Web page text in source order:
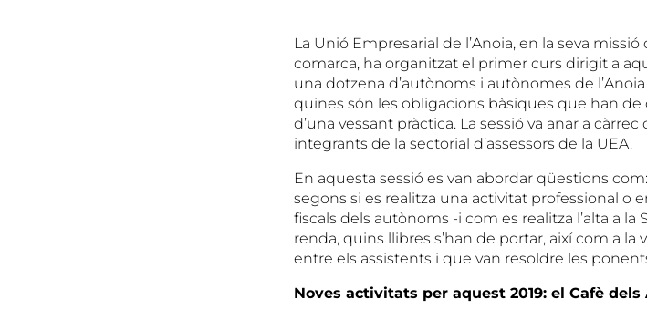
La Unió Empresarial de l’Anoia, en la seva
comarca, ha organitzat el primer curs dirigit a
una dotzena d’autònoms i autònomes de
quines són les obligacions bàsiques que han
d’una vessant pràctica. La sessió va anar a
integrants de la sectorial d’assessors de la UEA.
En aquesta sessió es van abordar qüestions
segons si es realitza una activitat professional o
fiscals dels autònoms -i com es realitza l’alta a la
renda, quins llibres s’han de portar, així com a
entre els assistents i que van resoldre les
Noves activitats per aquest 2019: el Cafè dels